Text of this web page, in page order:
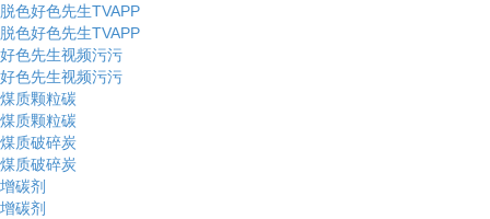
脱色好色先生TVAPP
脱色好色先生TVAPP
好色先生视频污污
好色先生视频污污
煤质颗粒碳
煤质颗粒碳
煤质破碎炭
煤质破碎炭
增碳剂
增碳剂